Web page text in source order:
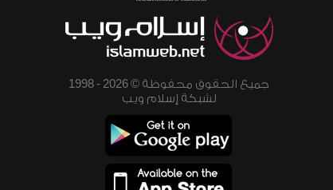
جميع الحقوق محفوظة © 2026 - 1998
لشبكة إسلام ويب